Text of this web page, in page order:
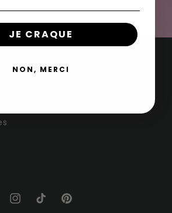
Instagram
TikTok Pinterest
JE CRAQUE
NON, MERCI